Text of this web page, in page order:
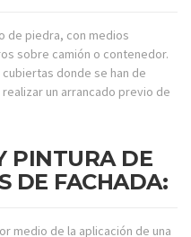
de piedra, con medios
sobre camión o contenedor.
donde se han de
un arrancado previo de
PINTURA DE
DE FACHADA:
medio de la aplicación de una